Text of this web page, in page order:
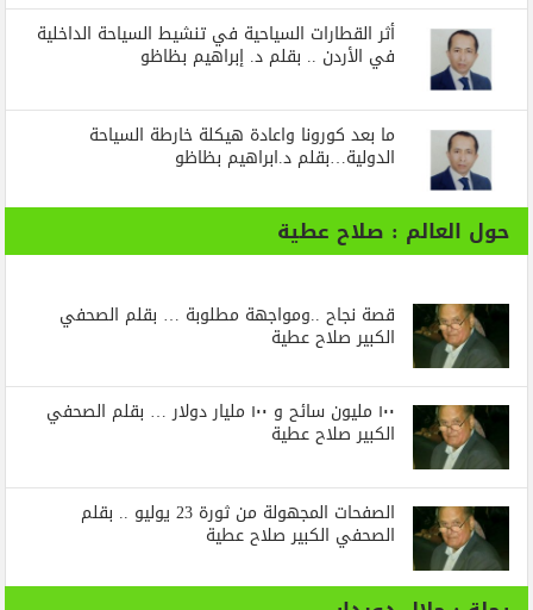
أثر القطارات السياحية في تنشيط السياحة الداخلية
في الأردن .. بقلم د. إبراهيم بظاظو
ما بعد كورونا واعادة هيكلة خارطة السياحة
الدولية…بقلم د.ابراهيم بظاظو
حول العالم : صلاح عطية
قصة نجاح ..ومواجهة مطلوبة … بقلم الصحفي
الكبير صلاح عطية
١٠٠ مليون سائح و ١٠٠ مليار دولار … بقلم الصحفي
الكبير صلاح عطية
الصفحات المجهولة من ثورة 23 يوليو .. بقلم
الصحفي الكبير صلاح عطية